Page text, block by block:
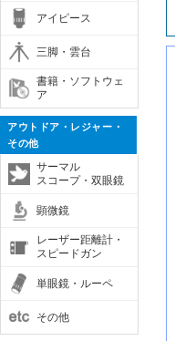
アイピース
三脚・雲台
書籍・ソフトウェ
ア
アウトドア・レジャー・
その他
サーマル
スコープ・双眼鏡
顕微鏡
レーザー距離計・
スピードガン
単眼鏡・ルーペ
その他